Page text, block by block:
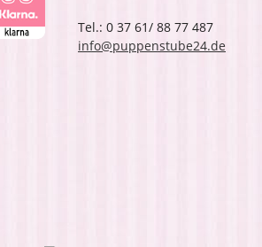
Tel.: 0 37 61/ 88 77 487
info@puppenstube24.de